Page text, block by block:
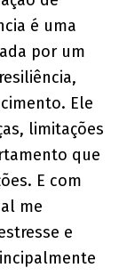
é uma
por um
Ele
limitações
que
E com
me
e